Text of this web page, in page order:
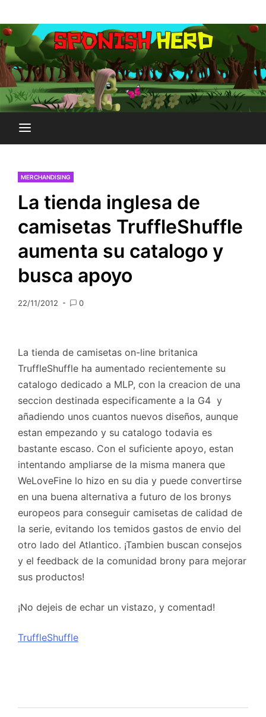
al
contenido
SPONISH HERD
MERCHANDISING
La tienda inglesa de
camisetas TruffleShuffle
aumenta su catalogo y
busca apoyo
22/11/2012 0
La tienda de camisetas on-line britanica
TruffleShuffle ha aumentado recientemente su
catalogo dedicado a MLP, con la creacion de una
seccion destinada especificamente a la G4 y
añadiendo unos cuantos nuevos diseños, aunque
estan empezando y su catalogo todavia es
bastante escaso. Con el suficiente apoyo, estan
intentando ampliarse de la misma manera que
WeLoveFine lo hizo en su dia y puede convertirse
en una buena alternativa a futuro de los bronys
europeos para conseguir camisetas de calidad de
la serie, evitando los temidos gastos de envio del
otro lado del Atlantico. ¡Tambien buscan consejos
y el feedback de la comunidad brony para mejorar
sus productos!
¡No dejeis de echar un vistazo, y comentad!
TruffleShuffle